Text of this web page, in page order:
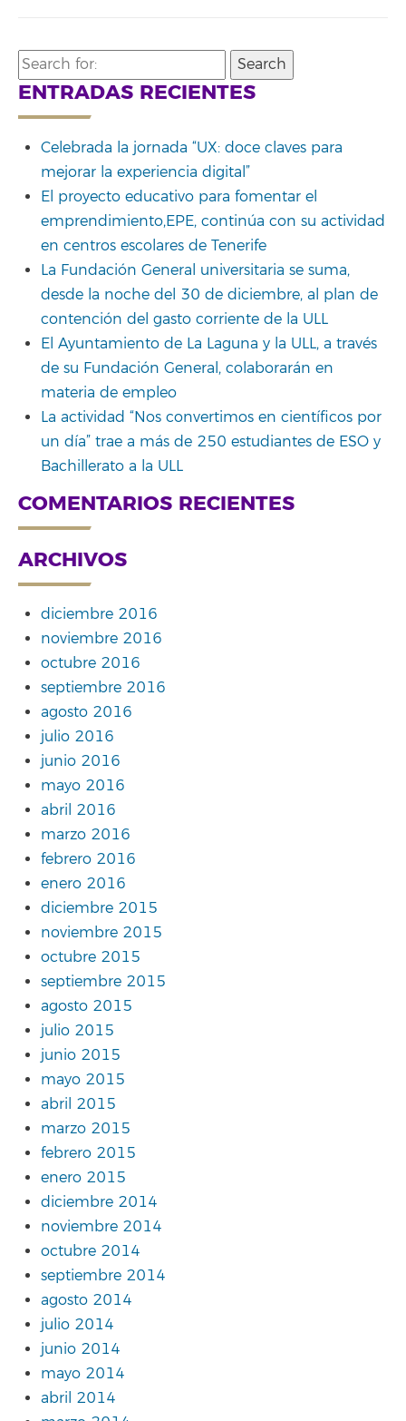
Search
for:
ENTRADAS RECIENTES
Celebrada la jornada “UX: doce claves para
mejorar la experiencia digital”
El proyecto educativo para fomentar el
emprendimiento,EPE, continúa con su actividad
en centros escolares de Tenerife
La Fundación General universitaria se suma,
desde la noche del 30 de diciembre, al plan de
contención del gasto corriente de la ULL
El Ayuntamiento de La Laguna y la ULL, a través
de su Fundación General, colaborarán en
materia de empleo
La actividad “Nos convertimos en científicos por
un día” trae a más de 250 estudiantes de ESO y
Bachillerato a la ULL
COMENTARIOS RECIENTES
ARCHIVOS
diciembre 2016
noviembre 2016
octubre 2016
septiembre 2016
agosto 2016
julio 2016
junio 2016
mayo 2016
abril 2016
marzo 2016
febrero 2016
enero 2016
diciembre 2015
noviembre 2015
octubre 2015
septiembre 2015
agosto 2015
julio 2015
junio 2015
mayo 2015
abril 2015
marzo 2015
febrero 2015
enero 2015
diciembre 2014
noviembre 2014
octubre 2014
septiembre 2014
agosto 2014
julio 2014
junio 2014
mayo 2014
abril 2014